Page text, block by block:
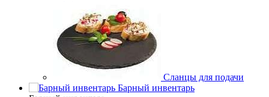
Сланцы для подачи
Барный инвентарь